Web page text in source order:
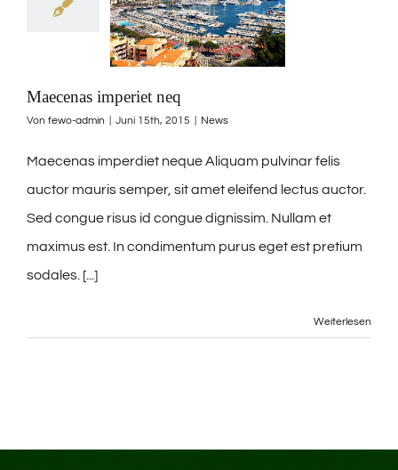
Maecenas imperiet neq
Von fewo-admin Juni 15th, 2015 News
Maecenas imperdiet neque Aliquam pulvinar felis
auctor mauris semper, sit amet eleifend lectus auctor.
Sed congue risus id congue dignissim. Nullam et
maximus est. In condimentum purus eget est pretium
sodales. [...]
Weiterlesen